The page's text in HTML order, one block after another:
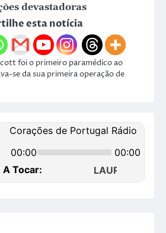
devastadoras
esta notícia
foi o primeiro paramédico ao
se da sua primeira operação de